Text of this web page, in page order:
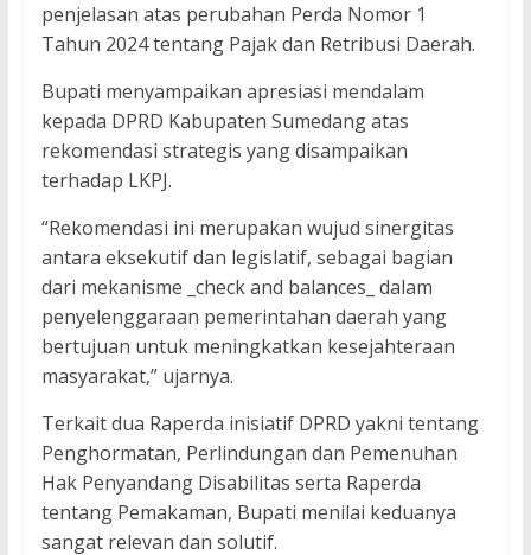
penjelasan atas perubahan Perda Nomor 1
Tahun 2024 tentang Pajak dan Retribusi Daerah.
Bupati menyampaikan apresiasi mendalam
kepada DPRD Kabupaten Sumedang atas
rekomendasi strategis yang disampaikan
terhadap LKPJ.
“Rekomendasi ini merupakan wujud sinergitas
antara eksekutif dan legislatif, sebagai bagian
dari mekanisme _check and balances_ dalam
penyelenggaraan pemerintahan daerah yang
bertujuan untuk meningkatkan kesejahteraan
masyarakat,” ujarnya.
Terkait dua Raperda inisiatif DPRD yakni tentang
Penghormatan, Perlindungan dan Pemenuhan
Hak Penyandang Disabilitas serta Raperda
tentang Pemakaman, Bupati menilai keduanya
sangat relevan dan solutif.